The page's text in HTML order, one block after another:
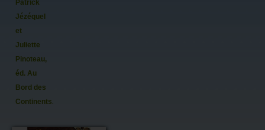
Patrick
Jézéquel
et
Juliette
Pinoteau,
éd. Au
Bord des
Continents...